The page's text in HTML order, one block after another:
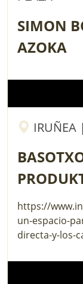
SIMON
AZOKA
IRUÑEA
https://
un-espacio-
directa-y-los-